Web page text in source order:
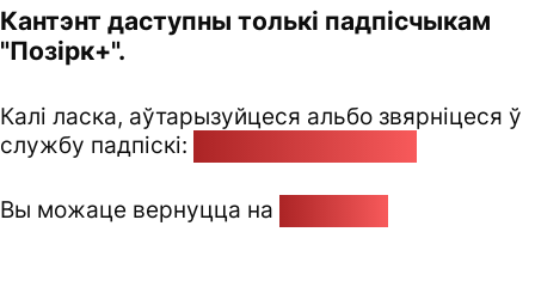
Кантэнт даступны толькі падпісчыкам
"Позірк+".
Калі ласка, аўтарызуйцеся альбо звярніцеся ў
службу падпіскі:
Вы можаце вернуцца на